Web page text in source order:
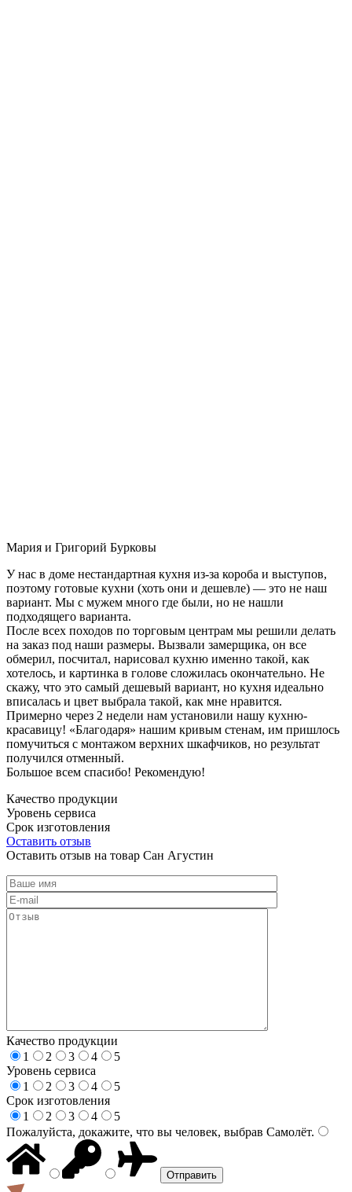
Мария и Григорий Бурковы
У нас в доме нестандартная кухня из-за короба и выступов,
поэтому готовые кухни (хоть они и дешевле) — это не наш
вариант. Мы с мужем много где были, но не нашли
подходящего варианта.
После всех походов по торговым центрам мы решили делать
на заказ под наши размеры. Вызвали замерщика, он все
обмерил, посчитал, нарисовал кухню именно такой, как
хотелось, и картинка в голове сложилась окончательно. Не
скажу, что это самый дешевый вариант, но кухня идеально
вписалась и цвет выбрала такой, как мне нравится.
Примерно через 2 недели нам установили нашу кухню-
красавицу! «Благодаря» нашим кривым стенам, им пришлось
помучиться с монтажом верхних шкафчиков, но результат
получился отменный.
Большое всем спасибо! Рекомендую!
Качество продукции
Уровень сервиса
Срок изготовления
Оставить отзыв
Оставить отзыв на товар Сан Агустин
Качество продукции
1
2 3 4
5
Уровень сервиса
1
2 3 4
5
Срок изготовления
1
2 3 4
5
Пожалуйста, докажите, что вы человек, выбрав Самолёт.